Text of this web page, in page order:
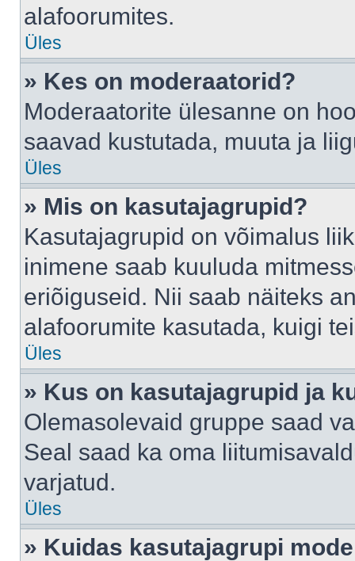
alafoorumites.
Üles
» Kes on moderaatorid?
Moderaatorite ülesanne on
saavad kustutada, muuta ja
Üles
» Mis on kasutajagrupid?
Kasutajagrupid on võimalus
inimene saab kuuluda
eriõiguseid. Nii saab näiteks
alafoorumite kasutada, kuigi
Üles
» Kus on kasutajagrupid ja
Olemasolevaid gruppe saad
Seal saad ka oma
varjatud.
Üles
» Kuidas kasutajagrupi